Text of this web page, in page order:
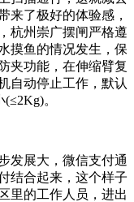
来了极好的体验感，
杭州崇广摆闸严格遵
摸鱼的情况发生，保
夹功能，在伸缩臂复
自动停止工作，默认
。
发展大，微信支付通
结合起来，这个样子
里的工作人员，进出